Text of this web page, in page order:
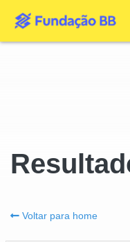
Voltar para home